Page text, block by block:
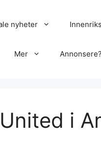
nyheter Innenriks
Mer Annonsere?
i